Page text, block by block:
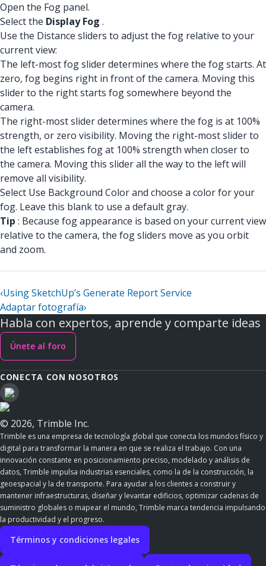
Open the Fog panel.
Select the Display Fog .
Use the Distance sliders to adjust the fog relative to your
current view:
The left-most fog slider determines where the fog starts. At
zero, fog begins right in front of the camera. Moving this
slider to the right starts fog somewhere beyond the
camera.
The right-most slider determines where the fog is at 100%
strength, or zero visibility. Moving the right-most slider to
the left establishes fog at 100% strength when closer to
the camera. Moving this slider all the way to the left will
remove all visibility.
Select Use Background Color and choose a color for your
fog. Leave this blank to use a default gray.
Tip : Because fog appearance is based on your current view
relative to the camera, the fog sliders move as you orbit
and zoom.
‹Using SketchUp’s Generate Report Service
Adaptar fotografía›
Habla con expertos, aprende y comparte ideas
Únete al foro
CONECTA CON NOSOTROS
© 2026, Trimble Inc.
Trimble es una empresa de tecnología global que conecta los mundos físico y
digital para transformar la manera en que se realiza el trabajo. Con una
innovación constante en posicionamiento preciso, modelado y análisis de
datos, Trimble impulsa industrias esenciales, como la de la construcción, la
geoespacial y la de transporte. Para ayudar a los clientes a construir y
mantener infraestructuras, diseñar y levantar edificios, optimizar cadenas de
suministro globales o mapear el mundo, Trimble marca tendencia impulsando
la productividad y el progreso.
Términos y condiciones legales